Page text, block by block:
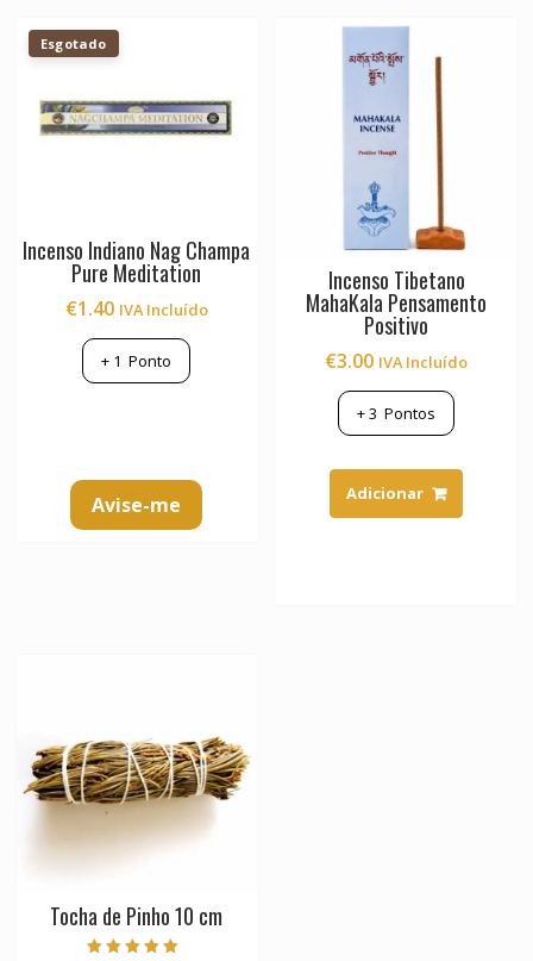
Esgotado
Incenso Indiano Nag Champa
Pure Meditation
€1.40 IVA Incluído
+ 1 Ponto
Avise-me
Incenso Tibetano
MahaKala Pensamento
Positivo
€3.00 IVA Incluído
+3 Pontos
Adicionar
Tocha de Pinho 10 cm